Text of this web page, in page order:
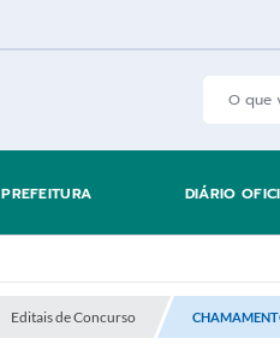
PREFEITURA DIÁRIO
Editais de Concurso